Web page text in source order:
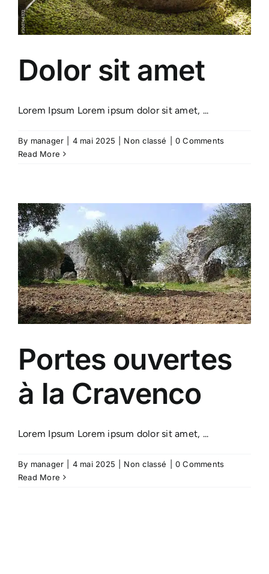
Dolor sit amet
Lorem Ipsum Lorem ipsum dolor sit amet, ...
By manager 4 mai 2025 Non classé
0 Comments
Read More
Portes ouvertes
à la Cravenco
Lorem Ipsum Lorem ipsum dolor sit amet, ...
By manager 4 mai 2025 Non classé
0 Comments
Read More